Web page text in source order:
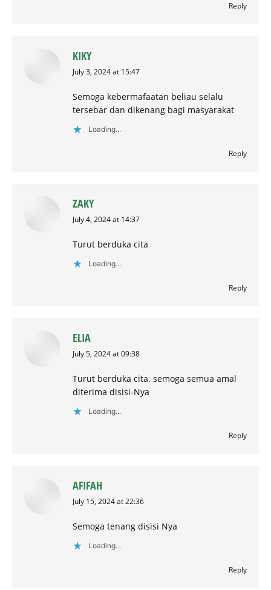
Reply
KIKY
says:
July 3, 2024 at 15:47
Semoga kebermafaatan beliau selalu
tersebar dan dikenang bagi masyarakat
Loading...
Reply
ZAKY
says:
July 4, 2024 at 14:37
Turut berduka cita
Loading...
Reply
ELIA
says:
July 5, 2024 at 09:38
Turut berduka cita. semoga semua amal
diterima disisi-Nya
Loading...
Reply
AFIFAH
says:
July 15, 2024 at 22:36
Semoga tenang disisi Nya
Loading...
Reply